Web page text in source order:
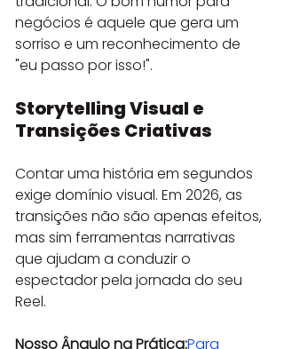
negócios é aquele que gera um
sorriso e um reconhecimento de
"eu passo por isso!".
Storytelling Visual e
Transições Criativas
Contar uma história em segundos
exige domínio visual. Em 2026, as
transições não são apenas efeitos,
mas sim ferramentas narrativas
que ajudam a conduzir o
espectador pela jornada do seu
Reel.
Nosso Ângulo na Prática:Para